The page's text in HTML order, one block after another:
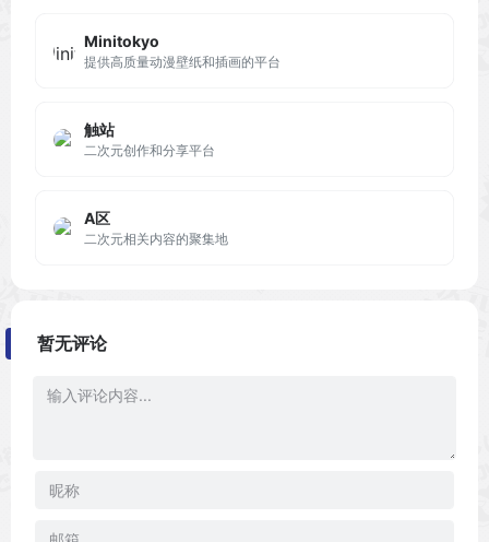
Minitokyo
提供高质量动漫壁纸和插画的平台
触站
二次元创作和分享平台
A区
二次元相关内容的聚集地
暂无评论